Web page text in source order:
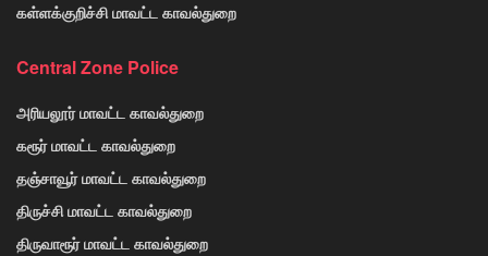
கள்ளக்குறிச்சி மாவட்ட காவல்துறை
Central Zone Police
அரியலூர் மாவட்ட காவல்துறை
கரூர் மாவட்ட காவல்துறை
தஞ்சாவூர் மாவட்ட காவல்துறை
திருச்சி மாவட்ட காவல்துறை
திருவாரூர் மாவட்ட காவல்துறை